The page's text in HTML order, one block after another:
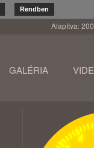
Rendben
Alapítva:
GALÉRIA